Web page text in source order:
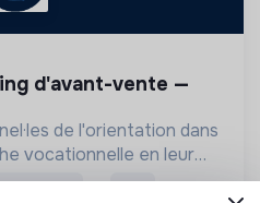
de l'orientation dans
vocationnelle en leur
découverte des métiers
CDI